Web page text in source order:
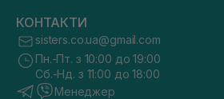
КОНТАКТИ
sisters.co.ua@gmail.com
Пн.-Пт. з 10:00 до 19:00
Сб.-Нд. з 11:00 до 18:00
Менеджер